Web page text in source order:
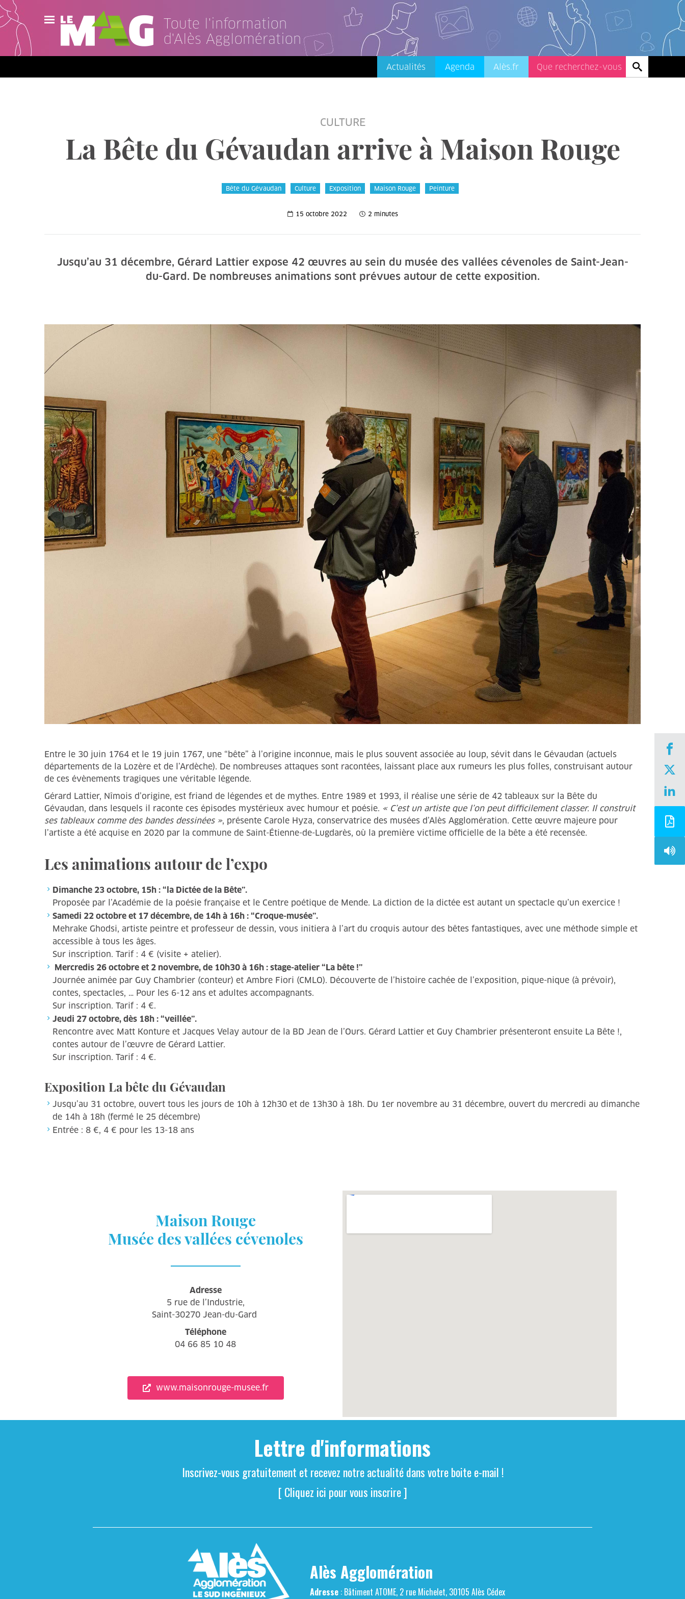
Toute l'information
d'Alès Agglomération
Actualités
Agenda
Contact
Actualités Agenda Alès.fr
CULTURE
La Bête du Gévaudan arrive à Maison Rouge
Bête du Gévaudan Culture Exposition Maison Rouge Peinture
15 octobre 2022 2 minutes
Jusqu’au 31 décembre, Gérard Lattier expose 42 œuvres au sein du musée des vallées cévenoles de Saint-Jean-
du-Gard. De nombreuses animations sont prévues autour de cette exposition.
Entre le 30 juin 1764 et le 19 juin 1767, une “bête” à l’origine inconnue, mais le plus souvent associée au loup, sévit dans le Gévaudan (actuels
départements de la Lozère et de l’Ardèche). De nombreuses attaques sont racontées, laissant place aux rumeurs les plus folles, construisant autour
de ces évènements tragiques une véritable légende.
Gérard Lattier, Nîmois d’origine, est friand de légendes et de mythes. Entre 1989 et 1993, il réalise une série de 42 tableaux sur la Bête du
Gévaudan, dans lesquels il raconte ces épisodes mystérieux avec humour et poésie. « C’est un artiste que l’on peut difficilement classer. Il construit
ses tableaux comme des bandes dessinées », présente Carole Hyza, conservatrice des musées d’Alès Agglomération. Cette œuvre majeure pour
l’artiste a été acquise en 2020 par la commune de Saint-Étienne-de-Lugdarès, où la première victime officielle de la bête a été recensée.
Les animations autour de l’expo
Dimanche 23 octobre, 15h : “la Dictée de la Bête”.
Proposée par l’Académie de la poésie française et le Centre poétique de Mende. La diction de la dictée est autant un spectacle qu’un exercice !
Samedi 22 octobre et 17 décembre, de 14h à 16h : “Croque-musée”.
Mehrake Ghodsi, artiste peintre et professeur de dessin, vous initiera à l’art du croquis autour des bêtes fantastiques, avec une méthode simple et
accessible à tous les âges.
Sur inscription. Tarif : 4 € (visite + atelier).
Mercredis 26 octobre et 2 novembre, de 10h30 à 16h : stage-atelier “La bête !”
Journée animée par Guy Chambrier (conteur) et Ambre Fiori (CMLO). Découverte de l’histoire cachée de l’exposition, pique-nique (à prévoir),
contes, spectacles, … Pour les 6-12 ans et adultes accompagnants.
Sur inscription. Tarif : 4 €.
Jeudi 27 octobre, dès 18h : “veillée”.
Rencontre avec Matt Konture et Jacques Velay autour de la BD Jean de l’Ours. Gérard Lattier et Guy Chambrier présenteront ensuite La Bête !,
contes autour de l’œuvre de Gérard Lattier.
Sur inscription. Tarif : 4 €.
Exposition La bête du Gévaudan
Jusqu’au 31 octobre, ouvert tous les jours de 10h à 12h30 et de 13h30 à 18h. Du 1er novembre au 31 décembre, ouvert du mercredi au dimanche
de 14h à 18h (fermé le 25 décembre)
Entrée : 8 €, 4 € pour les 13-18 ans
Maison Rouge
Musée des vallées cévenoles
Adresse
5 rue de l’Industrie,
Saint-30270 Jean-du-Gard
Téléphone
04 66 85 10 48
www.maisonrouge-musee.fr
Lettre d'informations
Inscrivez-vous gratuitement et recevez notre actualité dans votre boite e-mail !
[ Cliquez ici pour vous inscrire ]
Alès Agglomération
Adresse: Bâtiment ATOME, 2 rue Michelet, 30105 Alès Cédex